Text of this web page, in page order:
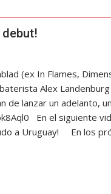
(ex In Flames,
Alex Landenburg
lanzar un adelanto,
En el siguiente
a Uruguay! En los